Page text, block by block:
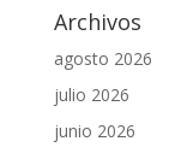
Archivos
agosto 2026
julio 2026
junio 2026